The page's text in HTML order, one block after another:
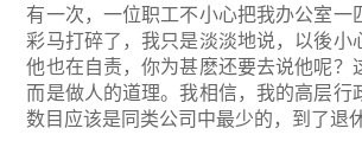
有一次，一位职工不小心把我办公室一
彩马打碎了，我只是淡淡地说，以後小
他也在自责，你为甚麽还要去说他呢？
而是做人的道理。我相信，我的高层行
数目应该是同类公司中最少的，到了退